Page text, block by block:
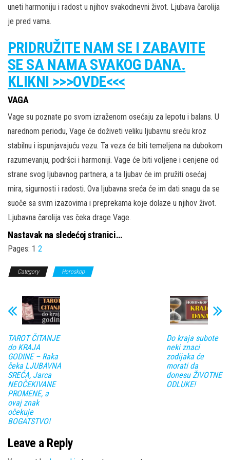
uneti harmoniju i radost u njihov svakodnevni život. Ljubava čarolija
je pred vama.
PRIDRUŽITE NAM SE I ZABAVITE
SE SA NAMA SVAKOG DANA.
KLIKNI >>>OVDE<<<
VAGA
Vage su poznate po svom izraženom osećaju za lepotu i balans. U
narednom periodu, Vage će doživeti veliku ljubavnu sreću kroz
stabilnu i ispunjavajuću vezu. Ta veza će biti temeljena na dubokom
razumevanju, podršci i harmoniji. Vage će biti voljene i cenjene od
strane svog ljubavnog partnera, a ta ljubav će im pružiti osećaj
mira, sigurnosti i radosti. Ova ljubavna sreća će im dati snagu da se
suoče sa svim izazovima i preprekama koje dolaze u njihov život.
Ljubavna čarolija vas čeka drage Vage.
Nastavak na sledećoj stranici…
Pages: 1 2
Category Horoskop
TAROT ČITANJE
do KRAJA
GODINE – Raka
čeka LJUBAVNA
SREĆA, Jarca
NEOČEKIVANE
PROMENE, a
ovaj znak
očekuje
BOGATSTVO!
Do kraja subote
neki znaci
zodijaka će
morati da
donesu ŽIVOTNE
ODLUKE!
Leave a Reply